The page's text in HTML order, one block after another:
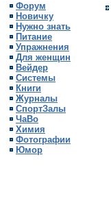
Форум
Новичку
Нужно знать
Питание
Упражнения
Для женщин
Вейдер
Системы
Книги
Журналы
СпортЗалы
ЧаВо
Химия
Фотографии
Юмор